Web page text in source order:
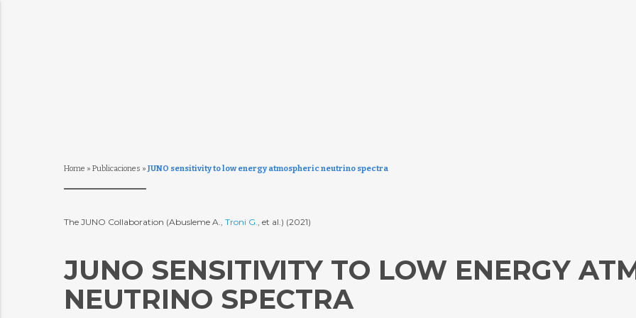
Home » Publicaciones » JUNO sensitivity to low energy atmospheric neutrino spectra
The JUNO Collaboration (Abusleme A., Troni G., et al.) (2021)
JUNO SENSITIVITY TO LOW ENERGY
NEUTRINO SPECTRA